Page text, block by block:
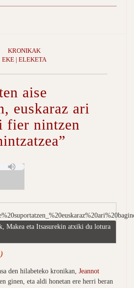
KRONIKAK
EKE | ELEKETA
aise
euskaraz ari
fier nintzen
Makea eta Itsasurekin atxiki du lotura
den hilabeteko kronikan, Jeannot
ginen, eta aldi honetan ere herri beran